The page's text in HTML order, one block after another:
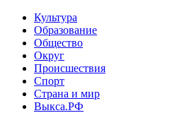
Культура
Образование
Общество
Округ
Происшествия
Спорт
Страна и мир
Выкса.РФ